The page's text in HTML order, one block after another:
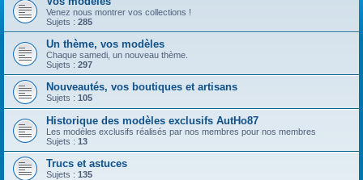
Venez nous montrer vos collections !
Sujets : 285
Un thème, vos modèles
Chaque samedi, un nouveau thème.
Sujets : 297
Nouveautés, vos boutiques et artisans
Sujets : 105
Historique des modèles exclusifs AutHo87
Les modèles exclusifs réalisés par nos membres pour nos membres
Sujets : 13
Trucs et astuces
Sujets : 135